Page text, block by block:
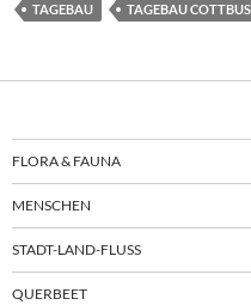
TAGEBAU
TAGEBAU
FLORA & FAUNA
MENSCHEN
STADT-LAND-FLUSS
QUERBEET